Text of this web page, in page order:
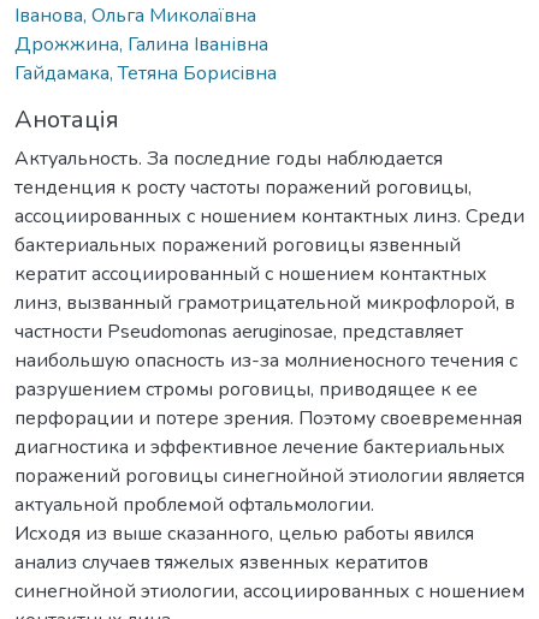
Іванова, Ольга Миколаївна
Дрожжина, Галина Іванівна
Гайдамака, Тетяна Борисівна
Анотація
Актуальность. За последние годы наблюдается
тенденция к росту частоты поражений роговицы,
ассоциированных с ношением контактных линз. Среди
бактериальных поражений роговицы язвенный
кератит ассоциированный с ношением контактных
линз, вызванный грамотрицательной микрофлорой, в
частности Pseudomonas aeruginosae, представляет
наибольшую опасность из-за молниеносного течения с
разрушением стромы роговицы, приводящее к ее
перфорации и потере зрения. Поэтому своевременная
диагностика и эффективное лечение бактериальных
поражений роговицы синегнойной этиологии является
актуальной проблемой офтальмологии.
Исходя из выше сказанного, целью работы явился
анализ случаев тяжелых язвенных кератитов
синегнойной этиологии, ассоциированных с ношением